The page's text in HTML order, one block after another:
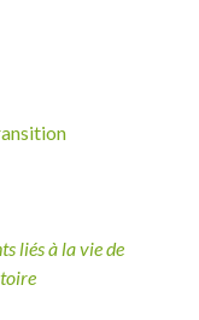
liés à la vie de